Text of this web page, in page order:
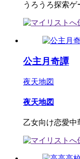
うろうろ探索ゲ
公主月奇譚
夜天地図
夜天地図
乙女向け恋愛